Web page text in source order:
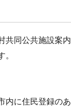
共同公共施設案内
。
内に住民登録のあ